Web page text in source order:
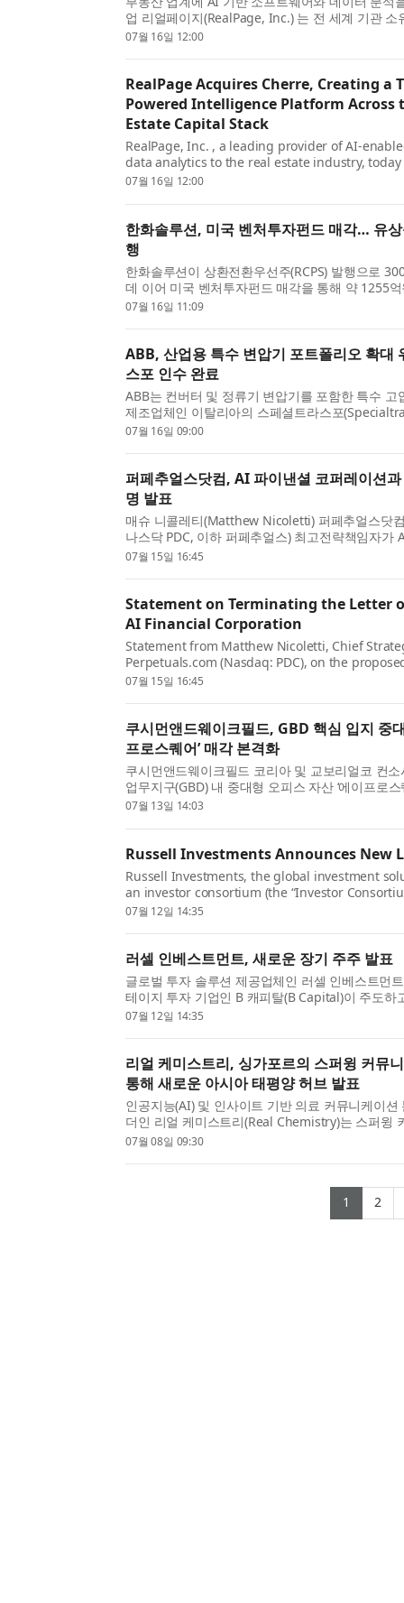
업 리얼페이지(RealPage, Inc.) 는 전 세계 기관 소
및 운영사가 신뢰하는 부동산 데이터 인텔리전스
07월 16일 12:00
RealPage Acquires Cherre, Creating a
Powered Intelligence Platform Across
Estate Capital Stack
RealPage, Inc. , a leading provider of AI-
data analytics to the real estate industry,
has completed its acquisition of Cherre , a real
07월 16일 12:00
한화솔루션, 미국 벤처투자펀드 매각… 유
행
한화솔루션이 상환전환우선주(RCPS) 발행으로
데 이어 미국 벤처투자펀드 매각을 통해 약 1255
했다. 유상증자와 병행해 자구안을 신속히 추진했
07월 16일 11:09
ABB, 산업용 특수 변압기 포트폴리오 확대
스포 인수 완료
ABB는 컨버터 및 정류기 변압기를 포함한 특수 고
제조업체인 이탈리아의 스페셜트라스포
를 완료했다고 발표했다. 이번 인수에는 이탈리아
07월 16일 09:00
퍼페추얼스닷컴, AI 파이낸셜 코퍼레이션
명 발표
매슈 니콜레티(Matthew Nicoletti) 퍼페추얼스닷
나스닥 PDC, 이하 퍼페추얼스) 최고전략책임자가
이션(AI Financial Corporation)과 추진 중이던 거
07월 15일 16:45
Statement on Terminating the Letter
AI Financial Corporation
Statement from Matthew Nicoletti, Chief
Perpetuals.com (Nasdaq: PDC), on the
with AI Financial Corporation. “Perpetuals has
07월 15일 16:45
쿠시먼앤드웨이크필드, GBD 핵심 입지 중
프로스퀘어’ 매각 본격화
쿠시먼앤드웨이크필드 코리아 및 교보리얼코 컨
업무지구(GBD) 내 중대형 오피스 자산 ‘에이프로
을 본격화한다. 에이프로스퀘어는 GBD 내에서 희
07월 13일 14:03
Russell Investments Announces New
Russell Investments, the global investment
an investor consortium (the “Investor
stage investment firm, and including Ca...
07월 12일 14:35
러셀 인베스트먼트, 새로운 장기 주주 발표
글로벌 투자 솔루션 제공업체인 러셀 인베스트먼
테이지 투자 기업인 B 캐피탈(B Capital)이 주도
Public Employees‘ Retirement System, 이...
07월 12일 14:35
리얼 케미스트리, 싱가포르의 스퍼윙 커뮤
통해 새로운 아시아 태평양 허브 발표
인공지능(AI) 및 인사이트 기반 의료 커뮤니케이션
더인 리얼 케미스트리(Real Chemistry)는 스퍼윙
(Spurwing Communications) 인수를 발표하며 싱
07월 08일 09:30
1 2